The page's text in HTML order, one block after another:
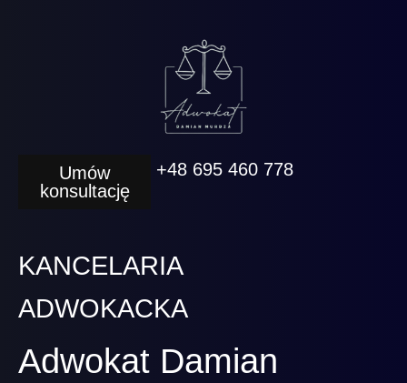
Umów
konsultację
+48 695 460 778
KANCELARIA
ADWOKACKA
Adwokat Damian